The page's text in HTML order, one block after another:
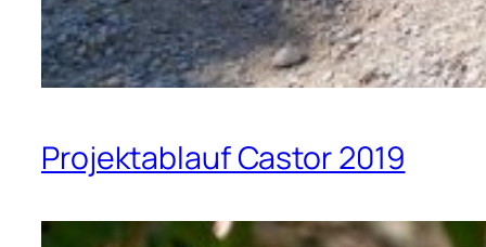
Projektablauf Castor 2019